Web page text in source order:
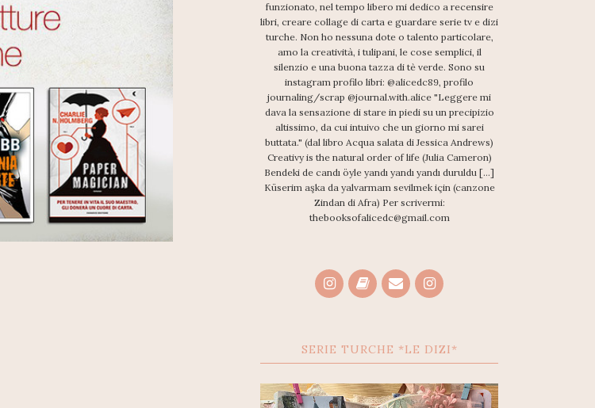
funzionato, nel tempo libero mi dedico a recensire
libri, creare collage di carta e guardare serie tv e dizi
turche. Non ho nessuna dote o talento particolare,
amo la creatività, i tulipani, le cose semplici, il
silenzio e una buona tazza di tè verde. Sono su
instagram profilo libri: @alicedc89, profilo
journaling/scrap @journal.with.alice "Leggere mi
dava la sensazione di stare in piedi su un precipizio
altissimo, da cui intuivo che un giorno mi sarei
buttata." (dal libro Acqua salata di Jessica Andrews)
Creativy is the natural order of life (Julia Cameron)
Bendeki de candı öyle yandı yandı yandı duruldu [...]
Küserim aşka da yalvarmam sevilmek için (canzone
Zindan di Afra) Per scrivermi:
thebooksofalicedc@gmail.com
SERIE TURCHE *LE DIZI*